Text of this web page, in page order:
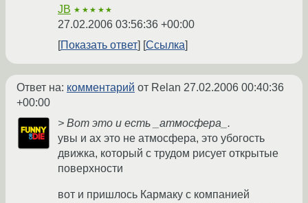
JB ★★★★★
27.02.2006 03:56:36 +00:00
Показать ответ
Ссылка
Ответ на: комментарий от Relan 27.02.2006 00:40:36
+00:00
> Вот это и есть _атмосфера_.
увы и ах это не атмосфера, это убогость
движка, который с трудом рисует открытые
поверхности
вот и пришлось Кармаку с компанией